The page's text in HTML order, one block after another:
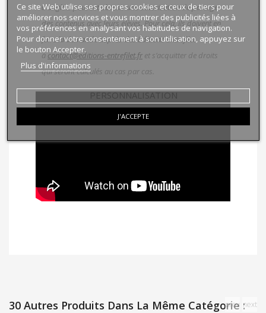
d’anglais peuvent obtenir une autorisation de partage
des contenus avec leurs élèves. Pour cela, ils doivent en
faire la demande auprès des Éditions Entrefilet
àcontact@editions-entrefilet.fr et s’acquitter de droits
qui seront calculés au cas par cas.
30 Autres Produits Dans La Même Catégorie :
prev next
Ce site Web utilise ses propres cookies et ceux de tiers pour
améliorer nos services et vous montrer des publicités liées à
vos préférences en analysant vos habitudes de navigation.
Pour donner votre consentement à son utilisation, appuyez sur
le bouton Accepter.
Plus d'informations
PERSONNALISATION
J'ACCEPTE